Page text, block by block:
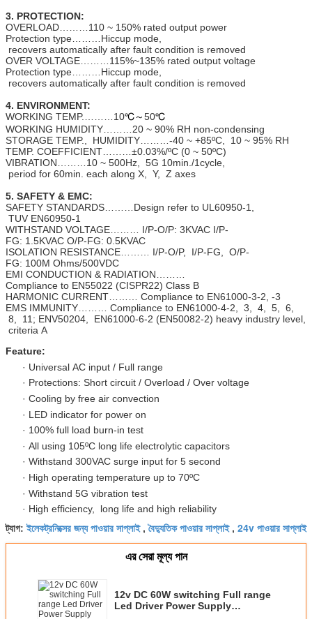
3. PROTECTION:
OVERLOAD………110 ~ 150% rated output power
Protection type………Hiccup mode,
recovers automatically after fault condition is removed
OVER VOLTAGE………115%~135% rated output voltage
Protection type………Hiccup mode,
recovers automatically after fault condition is removed
4. ENVIRONMENT:
WORKING TEMP.………10℃～50℃
WORKING HUMIDITY………20 ~ 90% RH non-condensing
STORAGE TEMP., HUMIDITY………-40 ~ +85ºC, 10 ~ 95% RH
TEMP. COEFFICIENT………±0.03%/ºC (0 ~ 50ºC)
VIBRATION………10 ~ 500Hz, 5G 10min./1cycle,
period for 60min. each along X, Y, Z axes
5. SAFETY & EMC:
SAFETY STANDARDS………Design refer to UL60950-1,
TUV EN60950-1
WITHSTAND VOLTAGE……… I/P-O/P: 3KVAC I/P-
FG: 1.5KVAC O/P-FG: 0.5KVAC
ISOLATION RESISTANCE……… I/P-O/P, I/P-FG, O/P-
FG: 100M Ohms/500VDC
EMI CONDUCTION & RADIATION………
Compliance to EN55022 (CISPR22) Class B
HARMONIC CURRENT……… Compliance to EN61000-3-2, -3
EMS IMMUNITY……… Compliance to EN61000-4-2, 3, 4, 5, 6,
8, 11; ENV50204, EN61000-6-2 (EN50082-2) heavy industry level,
criteria A
Feature:
· Universal AC input / Full range
· Protections: Short circuit / Overload / Over voltage
· Cooling by free air convection
· LED indicator for power on
· 100% full load burn-in test
· All using 105ºC long life electrolytic capacitors
· Withstand 300VAC surge input for 5 second
· High operating temperature up to 70ºC
· Withstand 5G vibration test
· High efficiency, long life and high reliability
ট্যাগ:ইলেকট্রনিক্সের জন্য পাওয়ার সাপ্লাই,বৈদ্যুতিক পাওয়ার সাপ্লাই, 24v পাওয়ার সাপ্লাই
এর সেরা মূল্য পান
12v DC 60W switching Full range
Led Driver Power Supply